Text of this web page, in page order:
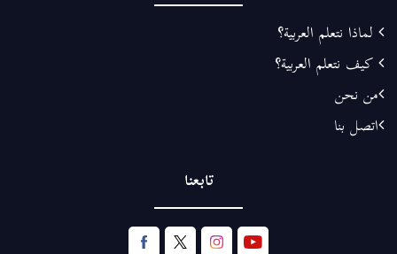
لماذا نتعلم العربية؟
كيف نتعلم العربية؟
من نحن
اتصل بنا
تابعنا